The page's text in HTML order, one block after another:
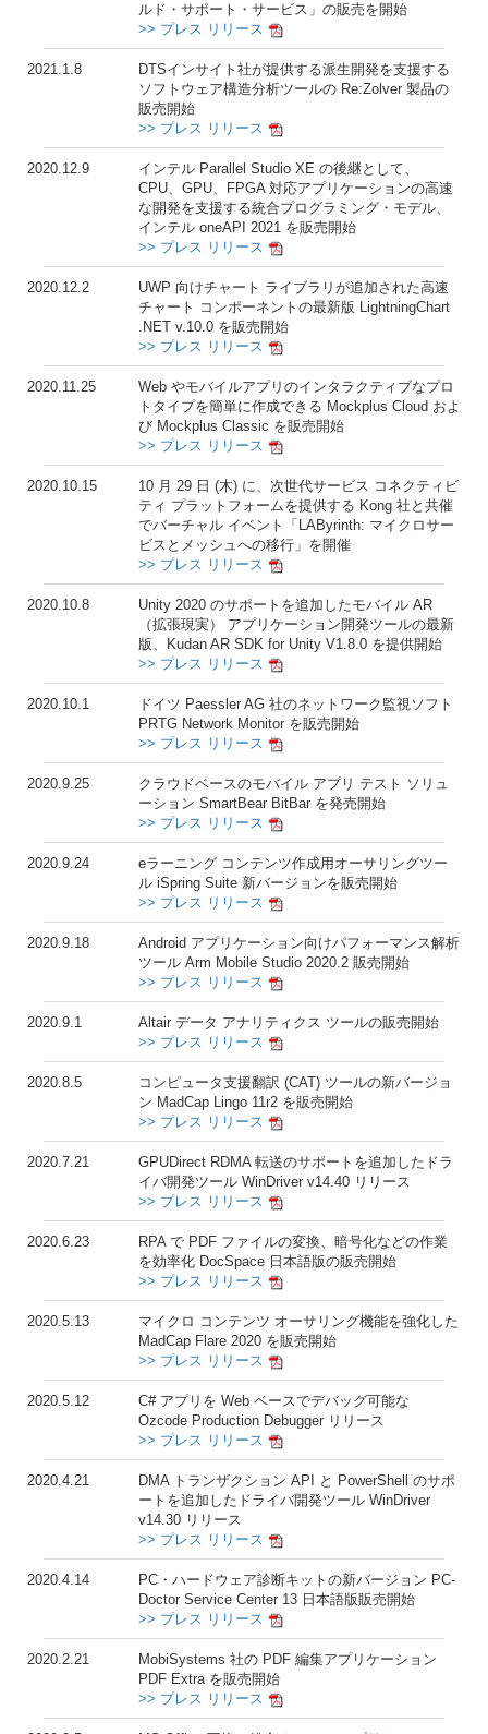
ルド・サポート・サービス」の販売を開始
>> プレス リリース
2021.1.8
DTSインサイト社が提供する派生開発を支援する
ソフトウェア構造分析ツールの Re:Zolver 製品の
販売開始
>> プレス リリース
2020.12.9
インテル Parallel Studio XE の後継として、
CPU、GPU、FPGA 対応アプリケーションの高速
な開発を支援する統合プログラミング・モデル、
インテル oneAPI 2021 を販売開始
>> プレス リリース
2020.12.2
UWP 向けチャート ライブラリが追加された高速
チャート コンポーネントの最新版 LightningChart
.NET v.10.0 を販売開始
>> プレス リリース
2020.11.25
Web やモバイルアプリのインタラクティブなプロ
トタイプを簡単に作成できる Mockplus Cloud およ
び Mockplus Classic を販売開始
>> プレス リリース
2020.10.15
10 月 29 日 (木) に、次世代サービス コネクティビ
ティ プラットフォームを提供する Kong 社と共催
でバーチャル イベント「LAByrinth: マイクロサー
ビスとメッシュへの移行」を開催
>> プレス リリース
2020.10.8
Unity 2020 のサポートを追加したモバイル AR
（拡張現実） アプリケーション開発ツールの最新
版、Kudan AR SDK for Unity V1.8.0 を提供開始
>> プレス リリース
2020.10.1
ドイツ Paessler AG 社のネットワーク監視ソフト
PRTG Network Monitor を販売開始
>> プレス リリース
2020.9.25
クラウドベースのモバイル アプリ テスト ソリュ
ーション SmartBear BitBar を発売開始
>> プレス リリース
2020.9.24
eラーニング コンテンツ作成用オーサリングツー
ル iSpring Suite 新バージョンを販売開始
>> プレス リリース
2020.9.18
Android アプリケーション向けパフォーマンス解析
ツール Arm Mobile Studio 2020.2 販売開始
>> プレス リリース
2020.9.1
Altair データ アナリティクス ツールの販売開始
>> プレス リリース
2020.8.5
コンピュータ支援翻訳 (CAT) ツールの新バージョ
ン MadCap Lingo 11r2 を販売開始
>> プレス リリース
2020.7.21
GPUDirect RDMA 転送のサポートを追加したドラ
イバ開発ツール WinDriver v14.40 リリース
>> プレス リリース
2020.6.23
RPA で PDF ファイルの変換、暗号化などの作業
を効率化 DocSpace 日本語版の販売開始
>> プレス リリース
2020.5.13
マイクロ コンテンツ オーサリング機能を強化した
MadCap Flare 2020 を販売開始
>> プレス リリース
2020.5.12
C# アプリを Web ベースでデバッグ可能な
Ozcode Production Debugger リリース
>> プレス リリース
2020.4.21
DMA トランザクション API と PowerShell のサポ
ートを追加したドライバ開発ツール WinDriver
v14.30 リリース
>> プレス リリース
2020.4.14
PC・ハードウェア診断キットの新バージョン PC-
Doctor Service Center 13 日本語版販売開始
>> プレス リリース
2020.2.21
MobiSystems 社の PDF 編集アプリケーション
PDF Extra を販売開始
>> プレス リリース